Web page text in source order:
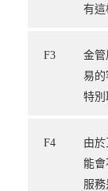
有這
F3
金管
易的
特別
F4
由於
能會
服務